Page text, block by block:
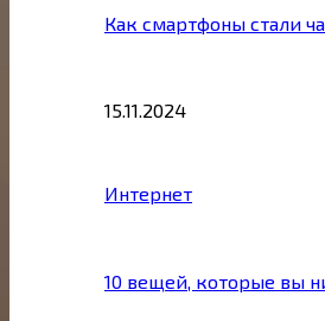
Как смартфоны стали
15.11.2024
Интернет
10 вещей, которые вы